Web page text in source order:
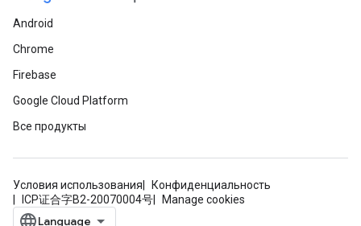
Android
Chrome
Firebase
Google Cloud Platform
Все продукты
Условия использования
Конфиденциальность
ICP证合字B2-20070004号
Manage cookies